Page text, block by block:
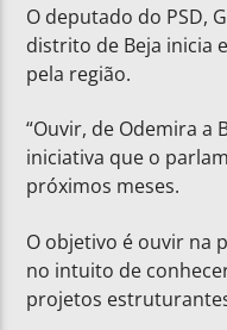
O deputado do PSD,
distrito de Beja inicia
pela região.
“Ouvir, de Odemira a
iniciativa que o
próximos meses.
O objetivo é ouvir na
no intuito de
projetos